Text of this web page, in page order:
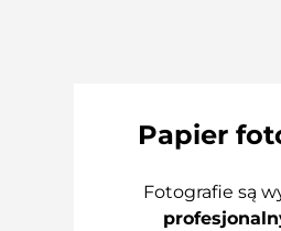
Papier
Fotografie są